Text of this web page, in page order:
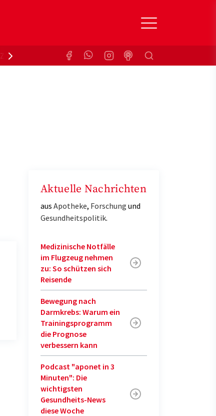
Zuzahlungsbefreiung KrankenkasseSuchen
Aktuelle Nachrichten
aus Apotheke, Forschung und
Gesundheitspolitik.
Medizinische Notfälle
im Flugzeug nehmen
zu: So schützen sich
Reisende
Bewegung nach
Darmkrebs: Warum ein
Trainingsprogramm
die Prognose
verbessern kann
Podcast "aponet in 3
Minuten": Die
wichtigsten
Gesundheits-News
diese Woche